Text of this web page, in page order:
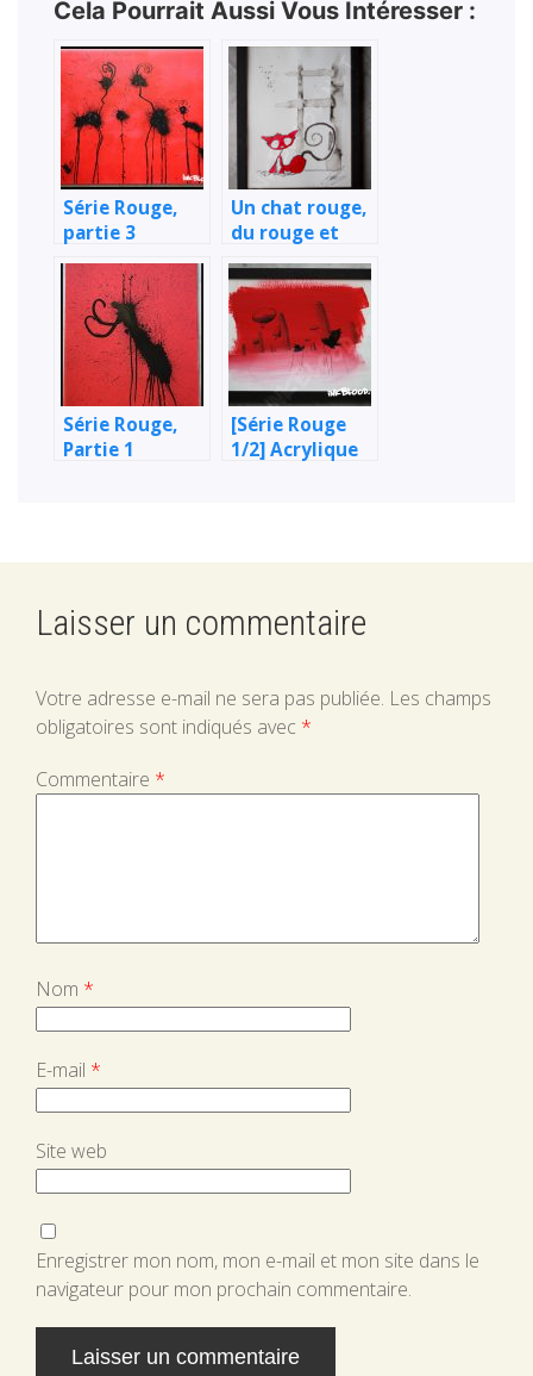
Cela Pourrait Aussi Vous Intéresser :
Série Rouge,
partie 3
Un chat rouge,
du rouge et
des chats
Série Rouge,
Partie 1
[Série Rouge
1/2] Acrylique
Laisser un commentaire
Votre adresse e-mail ne sera pas publiée. Les champs
obligatoires sont indiqués avec *
Commentaire *
Nom *
E-mail *
Site web
Enregistrer mon nom, mon e-mail et mon site dans le
navigateur pour mon prochain commentaire.